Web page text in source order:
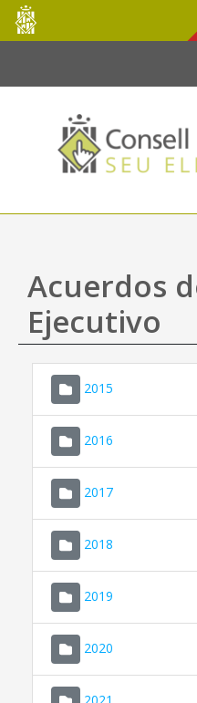
Saltar al contenido principal
Consell
de
Mallorca
Acuerdos
Ejecutivo
2015
2016
2017
2018
2019
2020